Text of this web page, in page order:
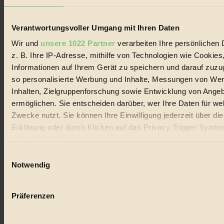
Verantwortungsvoller Umgang mit Ihren Daten
Wir und unsere 1022 Partner verarbeiten Ihre persönlichen
z. B. Ihre IP-Adresse, mithilfe von Technologien wie
Informationen auf Ihrem Gerät zu speichern und darauf
so personalisierte Werbung und Inhalte, Messungen von
Inhalten, Zielgruppenforschung sowie Entwicklung von
ermöglichen. Sie entscheiden darüber, wer Ihre Daten für
Zwecke nutzt. Sie können Ihre Einwilligung jederzeit über
Erklärung oder durch Klicken auf das Privacy Trigger
Wenn Sie es erlauben, würden wir auch gerne:
Ihr Gerät durch aktives Scannen nach bestimmten
Notwendig
Präferenzen
Biorama steht für einen nachhaltigen Lebensstil und bewussten
Lebenswandel. Es ist eine moderne Plattform für Ideen, Menschen
und Produkte, ein Leitfaden im schnell wachsenden Markt des
Handels mit Bioprodukten, des Fair-Trade sowie der Branche
alternativer Energien.
Social Media
22.601 Fans auf Facebook
3.415 Follower auf Twitter
Folge uns auf Instagram
Themen